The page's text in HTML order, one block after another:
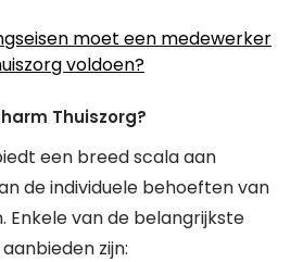
moet een medewerker
voldoen?
Thuiszorg?
een breed scala aan
de individuele behoeften van
Enkele van de belangrijkste
zijn: